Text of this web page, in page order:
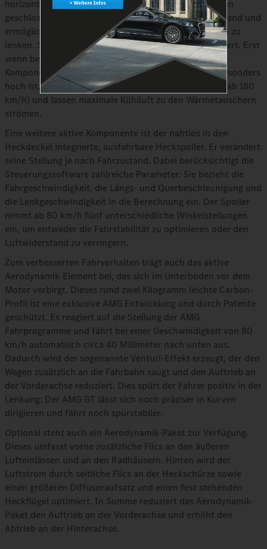
horizontale Lamellen. Normalerweise sind alle Lamellen
geschlossen. Diese Stellung reduziert den Luftwiderstand und
ermöglicht es, die Luft gezielt in Richtung Unterboden zu
lenken. Somit wird der vordere Auftrieb weiter reduziert. Erst
wenn bestimmte Temperaturen an vordefinierten
Komponenten erreicht sind und der Kühlluftbedarf besonders
hoch ist, öffnen die Lamellen (das zweite System erst ab 180
km/h) und lassen maximale Kühlluft zu den Wärmetauschern
strömen.
Eine weitere aktive Komponente ist der nahtlos in den
Heckdeckel integrierte, ausfahrbare Heckspoiler. Er verändert
seine Stellung je nach Fahrzustand. Dabei berücksichtigt die
Steuerungssoftware zahlreiche Parameter: Sie bezieht die
Fahrgeschwindigkeit, die Längs- und Querbeschleunigung und
die Lenkgeschwindigkeit in die Berechnung ein. Der Spoiler
nimmt ab 80 km/h fünf unterschiedliche Winkelstellungen
ein, um entweder die Fahrstabilität zu optimieren oder den
Luftwiderstand zu verringern.
Zum verbesserten Fahrverhalten trägt auch das aktive
Aerodynamik-Element bei, das sich im Unterboden vor dem
Motor verbirgt. Dieses rund zwei Kilogramm leichte Carbon-
Profil ist eine exklusive AMG Entwicklung und durch Patente
geschützt. Es reagiert auf die Stellung der AMG
Fahrprogramme und fährt bei einer Geschwindigkeit von 80
km/h automatisch circa 40 Millimeter nach unten aus.
Dadurch wird der sogenannte Venturi‑Effekt erzeugt, der den
Wagen zusätzlich an die Fahrbahn saugt und den Auftrieb an
der Vorderachse reduziert. Dies spürt der Fahrer positiv in der
Lenkung: Der AMG GT lässt sich noch präziser in Kurven
dirigieren und fährt noch spurstabiler.
Optional steht auch ein Aerodynamik-Paket zur Verfügung.
Dieses umfasst vorne zusätzliche Flics an den äußeren
Lufteinlässen und an den Radhäusern. Hinten wird der
Luftstrom durch seitliche Flics an der Heckschürze sowie
einen größeren Diffusoraufsatz und einen fest stehenden
Heckflügel optimiert. In Summe reduziert das Aerodynamik-
Paket den Auftrieb an der Vorderachse und erhöht den
Abtrieb an der Hinterachse.